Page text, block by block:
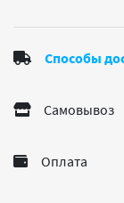
Способы
Самовывоз
Оплата